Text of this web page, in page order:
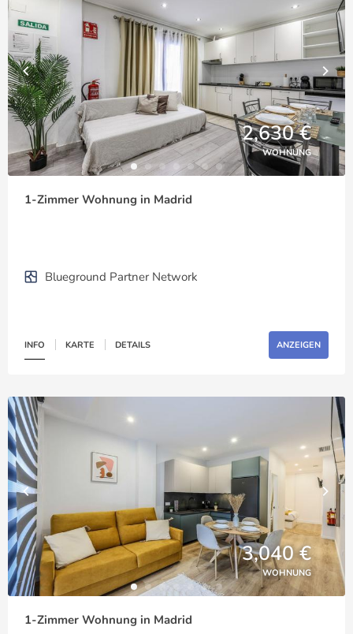
2,630 €
WOHNUNG
1-Zimmer Wohnung in Madrid
Blueground Partner Network
INFO KARTE DETAILS ANZEIGEN
3,040 €
WOHNUNG
1-Zimmer Wohnung in Madrid